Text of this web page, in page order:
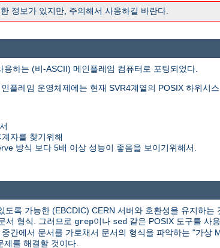
정보가 있지만, 주의해서 사용하길 바란다.
하는 (비-ASCII) 메인플레임 컴퓨터로 포팅되었다.
플레임 운영체제에는 현재 SVR4계열의 POSIX 하위시스
자를 찾기위해
방식 보다 5배 이상 성능이 좋음을 보이기위해서.
록 가능한 (EBCDIC) CERN 서버와 호환성을 유지하는
서 형식. 그러므로 grep이나 sed 같은 POSIX 도구를 사
간에서 문서를 가로채서 문서의 형식을 파악하는 "가상
를 해결할 것이다.